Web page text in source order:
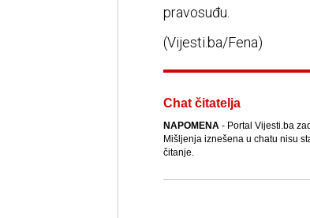
pravosuđu.
(Vijesti.ba/Fena)
Chat čitatelja
NAPOMENA- Portal Vijesti.ba
Mišljenja iznešena u chatu nisu
čitanje.